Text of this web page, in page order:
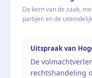
De kern van de zaak,
partijen en de
Uitspraak van
De
rechtshandeling